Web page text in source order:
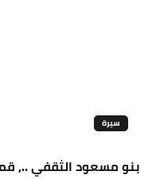
سيرة
بنو مسعود الثقفي ..,